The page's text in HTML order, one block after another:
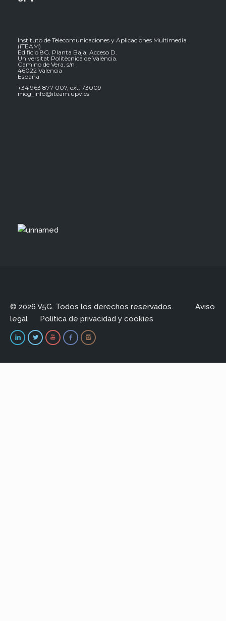
Instituto de Telecomunicaciones y Aplicaciones Multimedia
(iTEAM)
Edificio 8G. Planta Baja, Acceso D.
Universitat Politècnica de València.
Camino de Vera, s/n
46022 Valencia
España
+34 963 877 007, ext. 73009
mcg_info@iteam.upv.es
© 2026 V5G. Todos los derechos reservados.
Aviso
legal
Política de privacidad y cookies